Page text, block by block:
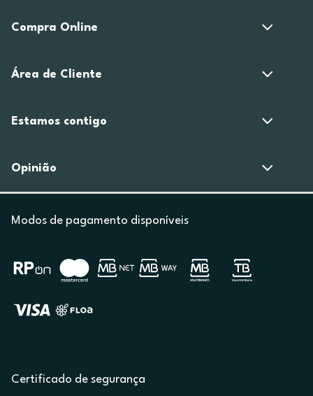
Compra Online
Área de Cliente
Estamos contigo
Opinião
Modos de pagamento disponíveis
Certificado de segurança